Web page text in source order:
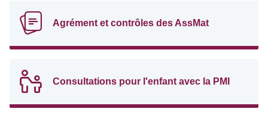
Agrément et contrôles des AssMat
Consultations pour l'enfant avec la PMI